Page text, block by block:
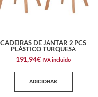
CADEIRAS DE JANTAR 2 PCS
PLÁSTICO TURQUESA
191,94€ IVA incluido
ADICIONAR